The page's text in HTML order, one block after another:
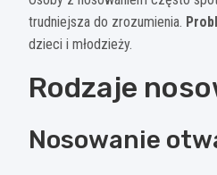
trudniejsza do zrozumienia.
dzieci i młodzieży.
Rodzaje
Nosowanie